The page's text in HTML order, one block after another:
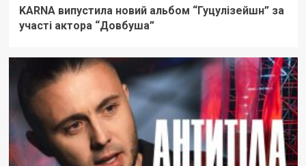
KARNA випустила новий альбом “Гуцулізейшн” за
участі актора “Довбуша”